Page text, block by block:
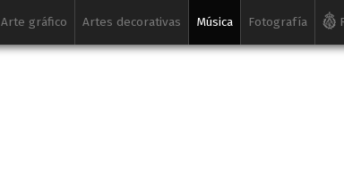
Arte gráfico Artes decorativas Música Fotografía